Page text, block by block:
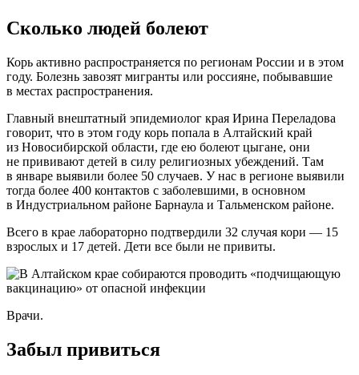
Сколько людей болеют
Корь активно распространяется по регионам России и в этом
году. Болезнь завозят мигранты или россияне, побывавшие
в местах распространения.
Главный внештатный эпидемиолог края Ирина Переладова
говорит, что в этом году корь попала в Алтайский край
из Новосибирской области, где ею болеют цыгане, они
не прививают детей в силу религиозных убеждений. Там
в январе выявили более 50 случаев. У нас в регионе выявили
тогда более 400 контактов с заболевшими, в основном
в Индустриальном районе Барнаула и Тальменском районе.
Всего в крае лабораторно подтвердили 32 случая кори — 15
взрослых и 17 детей. Дети все были не привиты.
Врачи.
Забыл привиться